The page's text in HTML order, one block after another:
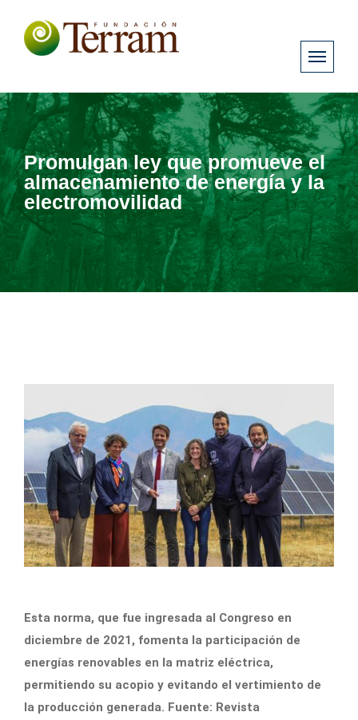
Promulgan ley que promueve el
almacenamiento de energía y la
electromovilidad
Esta norma, que fue ingresada al Congreso en
diciembre de 2021, fomenta la participación de
energías renovables en la matriz eléctrica,
permitiendo su acopio y evitando el vertimiento de
la producción generada. Fuente: Revista